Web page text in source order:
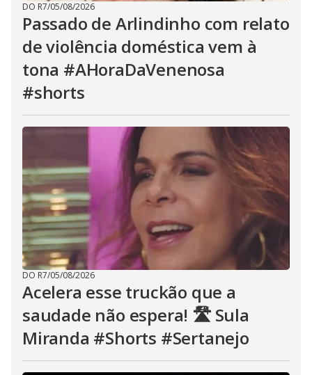
DO R7/05/08/2026
Passado de Arlindinho com relato
de violência doméstica vem à
tona #AHoraDaVenenosa
#shorts
DO R7/05/08/2026
Acelera esse truckão que a
saudade não espera! 🛣️ Sula
Miranda #Shorts #Sertanejo